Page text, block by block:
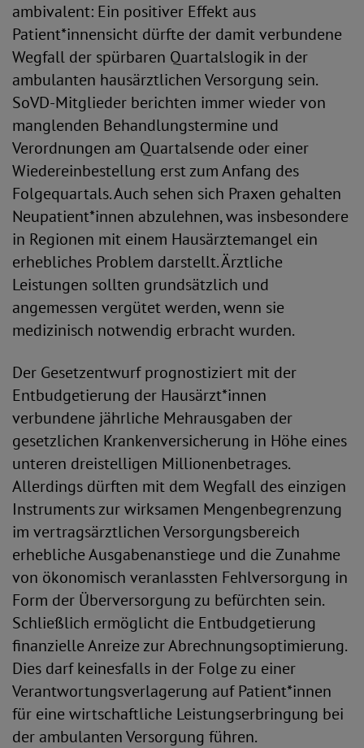
ambivalent: Ein positiver Effekt aus
Patient*innensicht dürfte der damit verbundene
Wegfall der spürbaren Quartalslogik in der
ambulanten hausärztlichen Versorgung sein.
SoVD-Mitglieder berichten immer wieder von
manglenden Behandlungstermine und
Verordnungen am Quartalsende oder einer
Wiedereinbestellung erst zum Anfang des
Folgequartals. Auch sehen sich Praxen gehalten
Neupatient*innen abzulehnen, was insbesondere
in Regionen mit einem Hausärztemangel ein
erhebliches Problem darstellt. Ärztliche
Leistungen sollten grundsätzlich und
angemessen vergütet werden, wenn sie
medizinisch notwendig erbracht wurden.
Der Gesetzentwurf prognostiziert mit der
Entbudgetierung der Hausärzt*innen
verbundene jährliche Mehrausgaben der
gesetzlichen Krankenversicherung in Höhe eines
unteren dreistelligen Millionenbetrages.
Allerdings dürften mit dem Wegfall des einzigen
Instruments zur wirksamen Mengenbegrenzung
im vertragsärztlichen Versorgungsbereich
erhebliche Ausgabenanstiege und die Zunahme
von ökonomisch veranlassten Fehlversorgung in
Form der Überversorgung zu befürchten sein.
Schließlich ermöglicht die Entbudgetierung
finanzielle Anreize zur Abrechnungsoptimierung.
Dies darf keinesfalls in der Folge zu einer
Verantwortungsverlagerung auf Patient*innen
für eine wirtschaftliche Leistungserbringung bei
der ambulanten Versorgung führen.